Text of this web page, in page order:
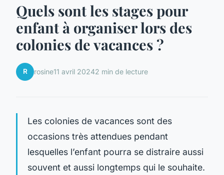
Quels sont les stages pour
enfant à organiser lors des
colonies de vacances ?
R rosine11 avril 20242 min de lecture
Les colonies de vacances sont des
occasions très attendues pendant
lesquelles l’enfant pourra se distraire aussi
souvent et aussi longtemps qui le souhaite.